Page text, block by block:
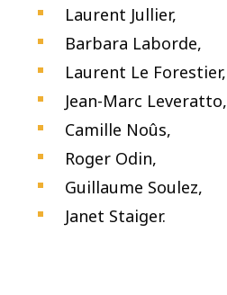
Laurent Jullier,
Barbara Laborde,
Laurent Le Forestier,
Jean-Marc Leveratto,
Camille Noûs,
Roger Odin,
Guillaume Soulez,
Janet Staiger.